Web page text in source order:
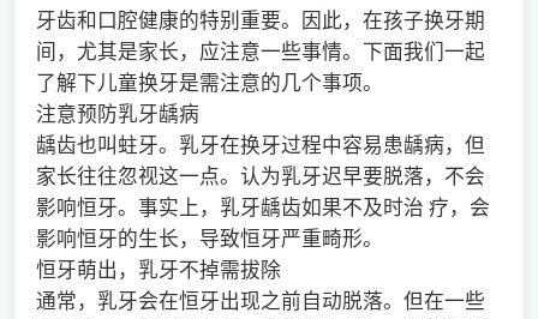
牙齿和口腔健康的特别重要。因此，在孩子换牙期
间，尤其是家长，应注意一些事情。下面我们一起
了解下儿童换牙是需注意的几个事项。
注意预防乳牙龋病
龋齿也叫蛀牙。乳牙在换牙过程中容易患龋病，但
家长往往忽视这一点。认为乳牙迟早要脱落，不会
影响恒牙。事实上，乳牙龋齿如果不及时治 疗，会
影响恒牙的生长，导致恒牙严重畸形。
恒牙萌出，乳牙不掉需拔除
通常，乳牙会在恒牙出现之前自动脱落。但在一些